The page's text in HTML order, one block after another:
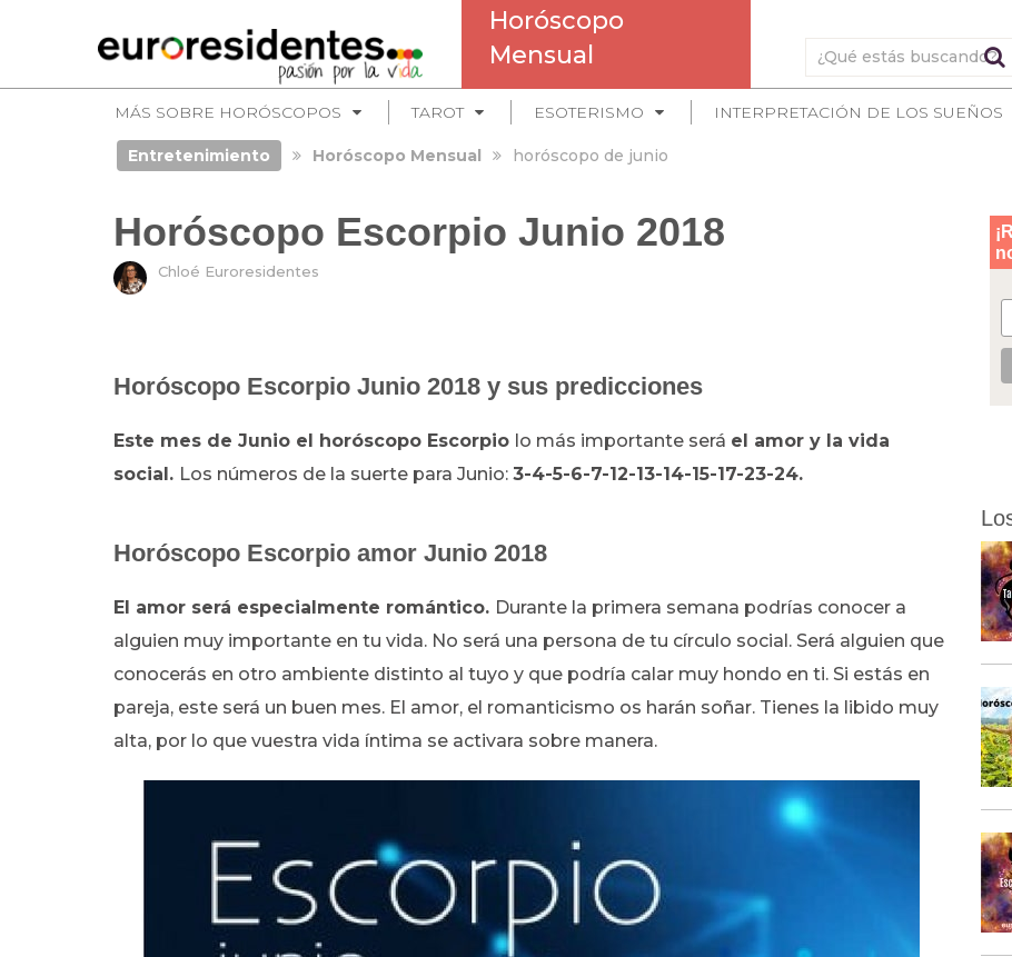
Horóscopo
Mensual
MÁS SOBRE HORÓSCOPOS TAROT ESOTERISMO INTERPRETACIÓN DE LOS SUEÑOS
Entretenimiento Horóscopo Mensual horóscopo de junio
Horóscopo Escorpio Junio 2018
Chloé Euroresidentes
Horóscopo Escorpio Junio 2018 y sus predicciones
Este mes de Junio el horóscopo Escorpio lo más importante será el amor y la vida
social. Los números de la suerte para Junio: 3-4-5-6-7-12-13-14-15-17-23-24.
Horóscopo Escorpio amor Junio 2018
El amor será especialmente romántico. Durante la primera semana podrías conocer a
alguien muy importante en tu vida. No será una persona de tu círculo social. Será alguien que
conocerás en otro ambiente distinto al tuyo y que podría calar muy hondo en ti. Si estás en
pareja, este será un buen mes. El amor, el romanticismo os harán soñar. Tienes la libido muy
alta, por lo que vuestra vida íntima se activara sobre manera.